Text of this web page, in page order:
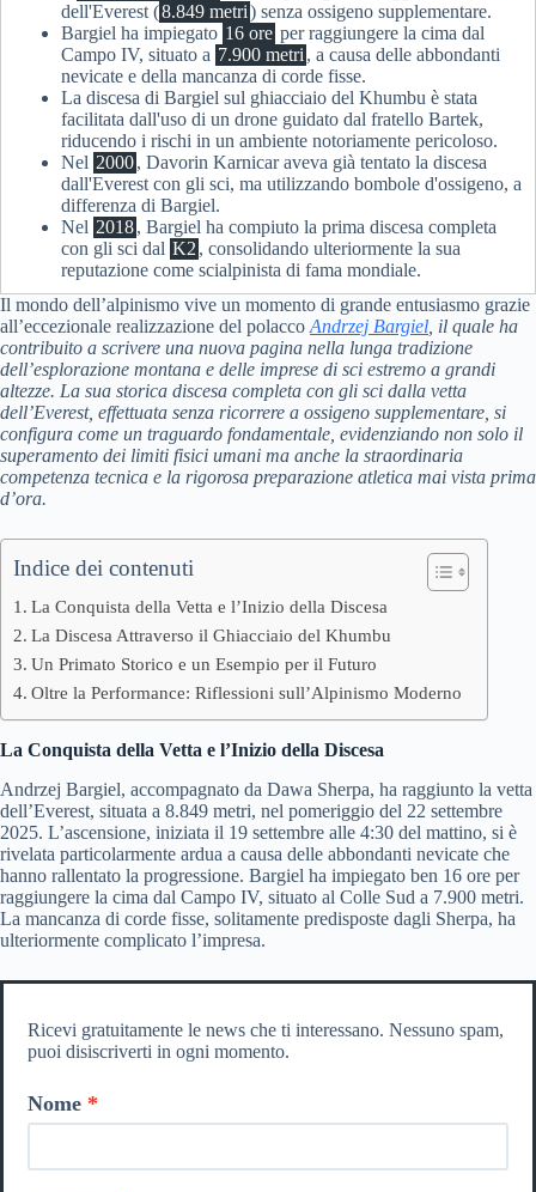
dell'Everest (8.849 metri) senza ossigeno supplementare.
Bargiel ha impiegato 16 ore per raggiungere la cima dal
Campo IV, situato a 7.900 metri , a causa delle abbondanti
nevicate e della mancanza di corde fisse.
La discesa di Bargiel sul ghiacciaio del Khumbu è stata
facilitata dall'uso di un drone guidato dal fratello Bartek,
riducendo i rischi in un ambiente notoriamente pericoloso.
Nel 2000, Davorin Karnicar aveva già tentato la discesa
dall'Everest con gli sci, ma utilizzando bombole d'ossigeno, a
differenza di Bargiel.
Nel 2018, Bargiel ha compiuto la prima discesa completa
con gli sci dal K2 , consolidando ulteriormente la sua
reputazione come scialpinista di fama mondiale.
Il mondo dell’alpinismo vive un momento di grande entusiasmo grazie
all’eccezionale realizzazione del polacco Andrzej Bargiel , il quale ha
contribuito a scrivere una nuova pagina nella lunga tradizione
dell’esplorazione montana e delle imprese di sci estremo a grandi
altezze. La sua storica discesa completa con gli sci dalla vetta
dell’Everest, effettuata senza ricorrere a ossigeno supplementare, si
configura come un traguardo fondamentale, evidenziando non solo il
superamento dei limiti fisici umani ma anche la straordinaria
competenza tecnica e la rigorosa preparazione atletica mai vista prima
d’ora.
Indice dei contenuti
La Conquista della Vetta e l’Inizio della Discesa
La Discesa Attraverso il Ghiacciaio del Khumbu
Un Primato Storico e un Esempio per il Futuro
Oltre la Performance: Riflessioni sull’Alpinismo Moderno
La Conquista della Vetta e l’Inizio della Discesa
Andrzej Bargiel, accompagnato da Dawa Sherpa, ha raggiunto la vetta
dell’Everest, situata a 8.849 metri, nel pomeriggio del 22 settembre
2025. L’ascensione, iniziata il 19 settembre alle 4:30 del mattino, si è
rivelata particolarmente ardua a causa delle abbondanti nevicate che
hanno rallentato la progressione. Bargiel ha impiegato ben 16 ore per
raggiungere la cima dal Campo IV, situato al Colle Sud a 7.900 metri.
La mancanza di corde fisse, solitamente predisposte dagli Sherpa, ha
ulteriormente complicato l’impresa.
Ricevi gratuitamente le news che ti interessano. Nessuno spam,
puoi disiscriverti in ogni momento.
Nome